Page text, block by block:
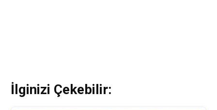
İlginizi Çekebilir: